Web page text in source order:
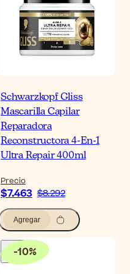
Schwarzkopf Gliss
Mascarilla Capilar
Reparadora
Reconstructora 4-En-1
Ultra Repair 400ml
Precio
$7.463 $8.292
Agregar
-10%